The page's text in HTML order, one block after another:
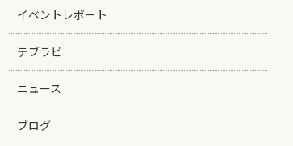
イベントレポート
テブラビ
ニュース
ブログ